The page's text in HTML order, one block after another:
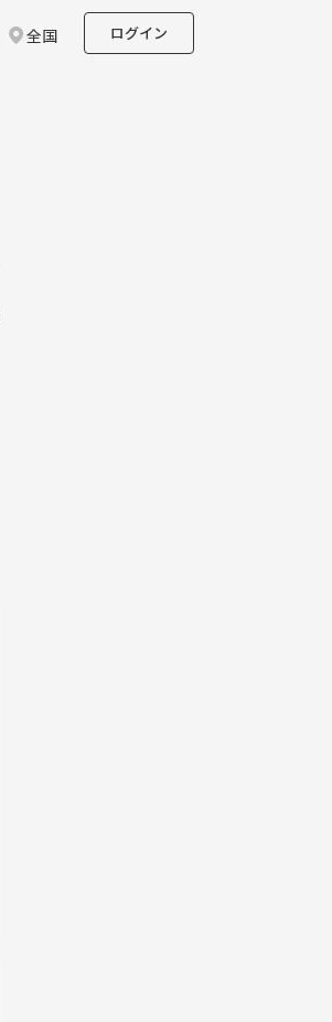
全国 ログイン